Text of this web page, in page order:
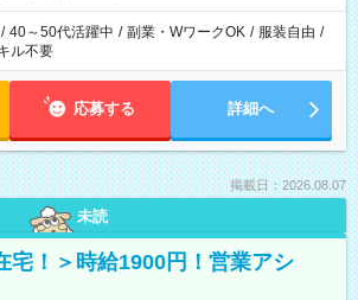
/ 40～50代活躍中 / 副業・WワークOK / 服装自由 /
ル不要
応募する 詳細へ
掲載日：2026.08.07
未読
宅！＞時給1900円！営業アシ